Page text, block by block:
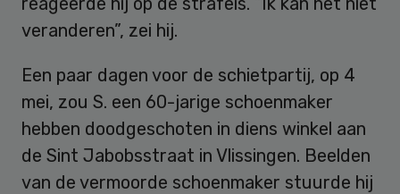
veranderen”, zei hij.
Een paar dagen voor de schietpartij, op 4
mei, zou S. een 60-jarige schoenmaker
hebben doodgeschoten in diens winkel aan
de Sint Jabobsstraat in Vlissingen. Beelden
van de vermoorde schoenmaker stuurde hij